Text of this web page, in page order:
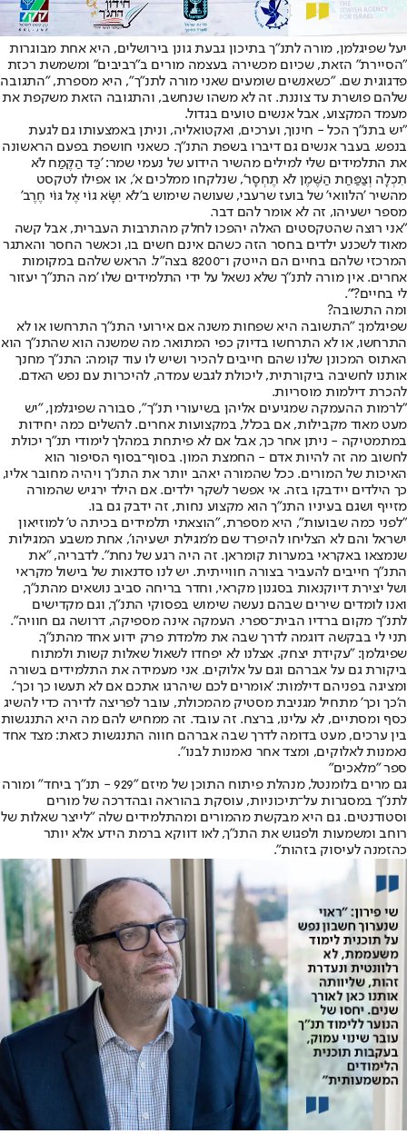
יעל שפיגלמן, מורה לתנ"ך בתיכון גבעת גונן בירושלים, היא אחת מבוגרות
"הסיירת" הזאת, שכיום מכשירה בעצמה מורים ב"רביבים" ומשמשת רכזת
פדגוגית שם. "כשאנשים שומעים שאני מורה לתנ"ך", היא מספרת, "התגובה
שלהם פושרת עד צוננת. זה לא משהו שנחשב, והתגובה הזאת משקפת את
מעמד המקצוע, אבל אנשים טועים בגדול.
"יש בתנ"ך הכל - חינוך, וערכים, ואקטואליה, וניתן באמצעותו גם לגעת
בנפש. בעבר אנשים גם דיברו בשפת התנ"ך. כשאני חושפת בפעם הראשונה
את התלמידים שלי למילים מהשיר הידוע של נעמי שמר: 'כַּד הַקֶּמַח לֹא
תִכְלָה וְצַפַּחַת הַשֶּׁמֶן לֹא תֶחְסָר', שנלקחו ממלכים א', או אפילו לטקסט
מהשיר 'הלוואי' של בועז שרעבי, שעושה שימוש ב'לֹא יִשָּׂא גוֹי אֶל גּוֹי חֶרֶב'
מספר ישעיהו, זה לא אומר להם דבר.
"אני רוצה שהטקסטים האלה יהפכו לחלק מהתרבות העברית, אבל קשה
מאוד לשכנע ילדים בחסר הזה כשהם אינם חשים בו, וכאשר החסר והאתגר
המרכזי שלהם בחיים הם הייטק ו־8200 בצה"ל. הראש שלהם במקומות
אחרים. אין מורה לתנ"ך שלא נשאל על ידי התלמידים שלו 'מה התנ"ך יעזור
לי בחיים?'".
ומה התשובה?
שפיגלמן: "התשובה היא שפחות משנה אם אירועי התנ"ך התרחשו או לא
התרחשו, או לא התרחשו בדיוק כפי המתואר. מה שמשנה הוא שהתנ"ך הוא
האתוס המכונן שלנו שהם חייבים להכיר ושיש לו עוד קומה: התנ"ך מחנך
אותנו לחשיבה ביקורתית, ליכולת לגבש עמדה, להיכרות עם נפש האדם.
להכרת דילמות מוסריות.
"לרמות ההעמקה שמגיעים אליהן בשיעורי תנ"ך", סבורה שפיגלמן, "יש
מעט מאוד מקבילות, אם בכלל, במקצועות אחרים. להשלים כמה יחידות
במתמטיקה - ניתן אחר כך, אבל אם לא פיתחת במהלך לימודי תנ"ך יכולת
לחשוב מה זה להיות אדם - החמצת המון. בסוף־בסוף הסיפור הוא
האיכות של המורים. ככל שהמורה יאהב יותר את התנ"ך ויהיה מחובר אליו,
כך הילדים יידבקו בזה. אי אפשר לשקר ילדים. אם הילד ירגיש שהמורה
מזייף ושגם בעיניו התנ"ך הוא מקצוע נחות, זה ידבק גם בו.
"לפני כמה שבועות", היא מספרת, "הוצאתי תלמידים בכיתה ט' למוזיאון
ישראל והם לא הצליחו להיפרד שם מ'מגילת ישעיהו', אחת משבע המגילות
שנמצאו באקראי במערות קומראן. זה היה רגע של נחת". לדבריה, "את
התנ"ך חייבים להעביר בצורה חווייתית. יש לנו סדנאות של בישול מקראי
ושל יצירת דיוקנאות בסגנון מקראי, וחדר בריחה סביב נושאים מהתנ"ך,
ואנו לומדים שירים שבהם נעשה שימוש בפסוקי התנ"ך, וגם מקדישים
לתנ"ך מקום ברדיו הבית־ספרי. העמקה אינה מספיקה, דרושה גם חוויה".
תני לי בבקשה דוגמה לדרך שבה את מלמדת פרק ידוע אחד מהתנ"ך.
שפיגלמן: "עקידת יצחק. אצלנו לא יפחדו לשאול שאלות קשות ולמתוח
ביקורת גם על אברהם וגם על אלוקים. אני מעמידה את התלמידים בשורה
ומציגה בפניהם דילמות: 'אומרים לכם שיהרגו אתכם אם לא תעשו כך וכך'.
ה'כך וכך' מתחיל מגניבת מסטיק מהמכולת, עובר לפריצה לדירה כדי להשיג
כסף ומסתיים, לא עלינו, ברצח. זה עובד. זה ממחיש להם מה היא התנגשות
בין ערכים, מעט בדומה לדרך שבה אברהם חווה התנגשות כזאת: מצד אחד
נאמנות לאלוקים, ומצד אחר נאמנות לבנו".
ספר "מלאכים"
גם מרים בלומנטל, מנהלת פיתוח התוכן של מיזם "929 - תנ"ך ביחד" ומורה
לתנ"ך במסגרות על־תיכוניות, עוסקת בהוראה ובהדרכה של מורים
וסטודנטים. גם היא מבקשת מהמורים ומהתלמידים שלה "לייצר שאלות של
רוחב ומשמעות ולפגוש את התנ"ך, לאו דווקא ברמת הידע אלא יותר
כהזמנה לעיסוק בזהות".